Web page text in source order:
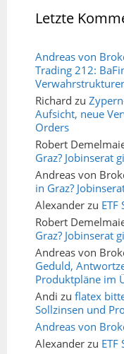
Letzte
Andreas von
Trading 212:
Richard zu
Aufsicht, neue
Orders
Robert
Graz? Jobinserat
Andreas von
in Graz?
Alexander zu ETF
Robert
Graz? Jobinserat
Andreas von
Geduld,
Produktpläne im
Andi zu flatex
Sollzinsen und
Andreas von
Alexander zu ETF